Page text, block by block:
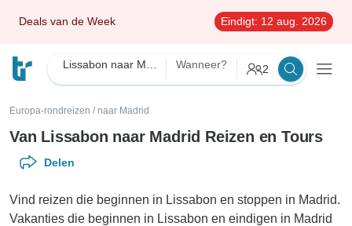
Deals van de Week Eindigt: 12 aug. 2026
Wanneer? 2
Europa-rondreizen / naar Madrid
Van Lissabon naar Madrid Reizen en Tours
Delen
Vind reizen die beginnen in Lissabon en stoppen in Madrid.
Vakanties die beginnen in Lissabon en eindigen in Madrid